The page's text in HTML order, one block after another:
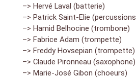
–> Hervé Laval (batterie)
–> Patrick Saint-Elie
–> Hamid Belhocine (trombone)
–> Fabrice Adam (trompette)
–> Freddy Hovsepian (trompette)
–> Claude Pironneau (saxophone)
–> Marie-José Gibon (choeurs)